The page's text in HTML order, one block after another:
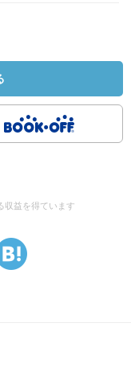
収益を得ています